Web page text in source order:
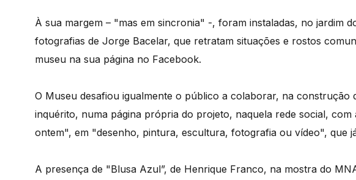
À sua margem – "mas em sincronia" -, foram instaladas, no jardim
fotografias de Jorge Bacelar, que retratam situações e rostos
museu na sua página no Facebook.
O Museu desafiou igualmente o público a colaborar, na construção
inquérito, numa página própria do projeto, naquela rede social,
ontem", em "desenho, pintura, escultura, fotografia ou vídeo", que
A presença de "Blusa Azul”, de Henrique Franco, na mostra do